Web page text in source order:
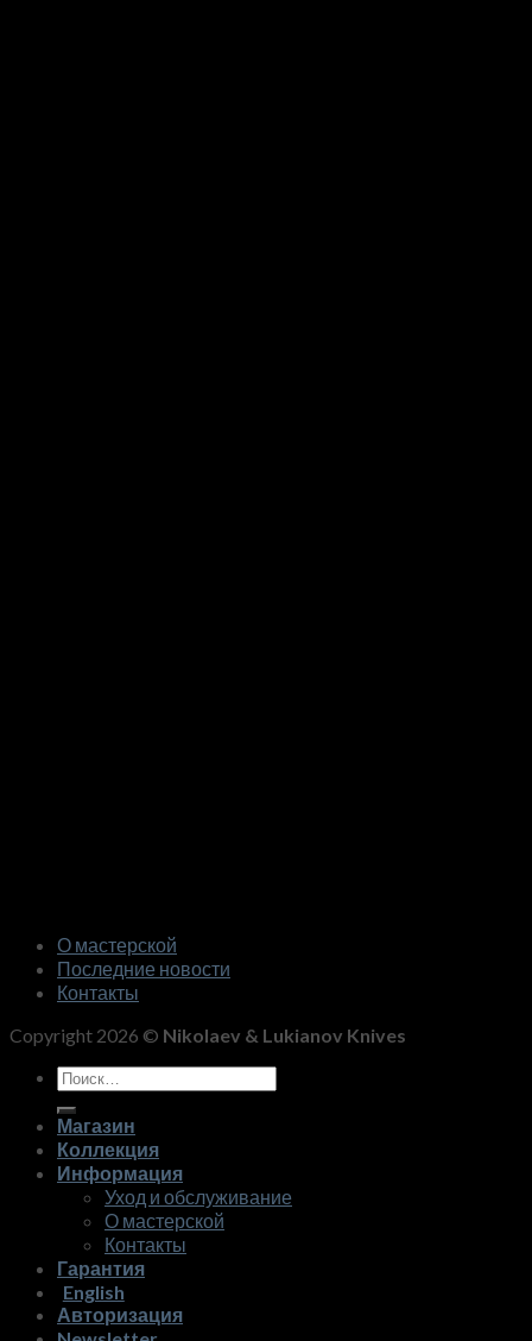
О мастерской
Последние новости
Контакты
Copyright 2026 © Nikolaev & Lukianov Knives
Искать:
Магазин
Коллекция
Информация
Уход и обслуживание
О мастерской
Контакты
Гарантия
English
Авторизация